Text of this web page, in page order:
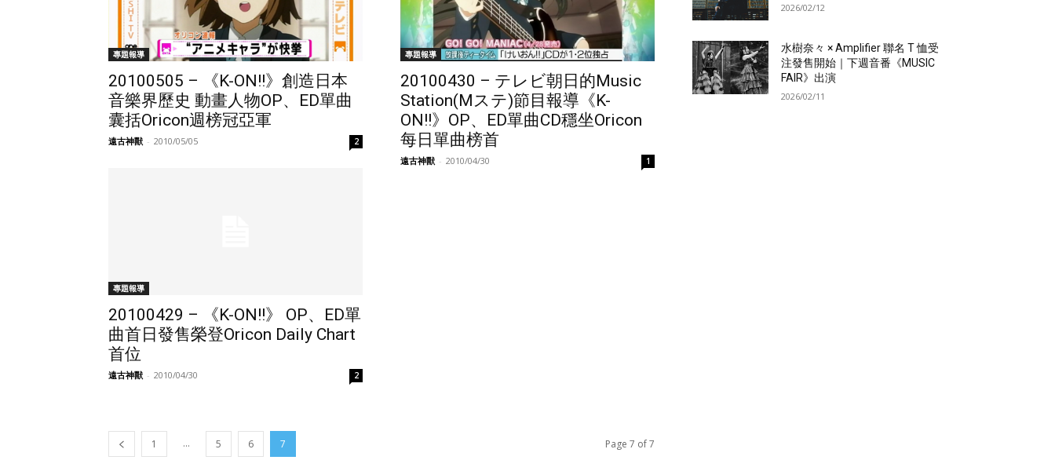
專題報導
20100505 – 《K-ON!!》創造日本
音樂界歷史 動畫人物OP、ED單曲
囊括Oricon週榜冠亞軍
遠古神獸 - 2010/05/05 2
專題報導
20100430 – テレビ朝日的Music
Station(Mステ)節目報導《K-
ON!!》OP、ED單曲CD穩坐Oricon
每日單曲榜首
遠古神獸 - 2010/04/30 1
專題報導
20100429 – 《K-ON!!》 OP、ED單
曲首日發售榮登Oricon Daily Chart
首位
遠古神獸 - 2010/04/30 2
1 ... 5 6 7 Page 7 of 7
2026/02/12
水樹奈々 × Amplifier 聯名 T 恤受
注發售開始｜下週音番《MUSIC
FAIR》出演
2026/02/11